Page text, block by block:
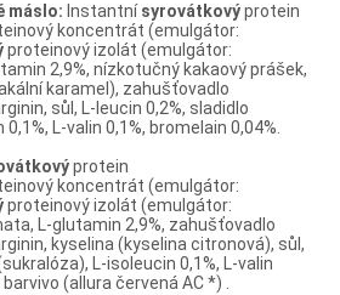
máslo: Instantnísyrovátkovýprotein
koncentrát (emulgátor:
proteinový izolát (emulgátor:
2,9%, nízkotučný kakaový prášek,
karamel), zahušťovadlo
sůl, L-leucin 0,2%, sladidlo
L-valin 0,1%, bromelain 0,04%.
protein
koncentrát (emulgátor:
proteinový izolát (emulgátor:
L-glutamin 2,9%, zahušťovadlo
kyselina (kyselina citronová), sůl,
L-isoleucin 0,1%, L-valin
(allura červená AC *) .